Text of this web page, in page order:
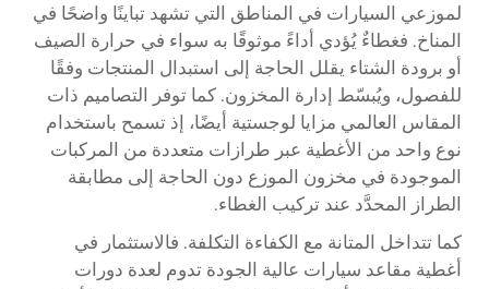
لموزعي السيارات في المناطق التي تشهد تباينًا واضحًا في
المناخ. فغطاءٌ يُؤدي أداءً موثوقًا به سواء في حرارة الصيف
أو برودة الشتاء يقلل الحاجة إلى استبدال المنتجات وفقًا
للفصول، ويُبسّط إدارة المخزون. كما توفر التصاميم ذات
المقاس العالمي مزايا لوجستية أيضًا، إذ تسمح باستخدام
نوع واحد من الأغطية عبر طرازات متعددة من المركبات
الموجودة في مخزون الموزع دون الحاجة إلى مطابقة
الطراز المحدَّد عند تركيب الغطاء.
كما تتداخل المتانة مع الكفاءة التكلفة. فالاستثمار في
أغطية مقاعد سيارات عالية الجودة تدوم لعدة دورات